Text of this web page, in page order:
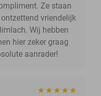
Ze staan
vriendelijk
Wij hebben
hier zeker graag
aanrader!